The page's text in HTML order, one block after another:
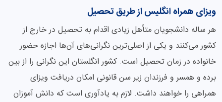
ویزای همراه انگلیس از طریق تحصیل
هر ساله دانشجویان متأهل زیادی اقدام به تحصیل در خارج از
کشور می‌کنند و یکی از اصلی‌ترین نگرانی‌های آن‌ها اجازه حضور
خانواده در زمان تحصیل است. کشور انگلستان این نگرانی را از بین
برده و همسر و فرزندان زیر سن قانونی امکان دریافت ویزای
همراهی را خواهند داشت. لازم به یادآوری است که دانش آموزان